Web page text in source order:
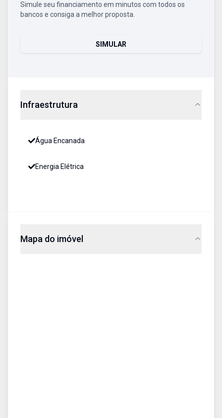
Simule seu financiamento em minutos com todos os
bancos e consiga a melhor proposta.
SIMULAR
Infraestrutura
Água Encanada
Energia Elétrica
Mapa do imóvel